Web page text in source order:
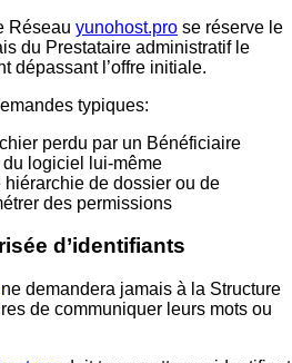
Réseau yunohost.pro se réserve le
du Prestataire administratif le
dépassant l’offre initiale.
typiques:
perdu par un Bénéficiaire
du logiciel lui-même
de dossier ou de
des permissions
d’identifiants
ne demandera jamais à la Structure
de communiquer leurs mots ou